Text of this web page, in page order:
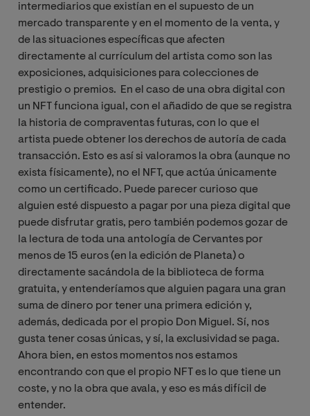
intermediarios que existían en el supuesto de un
mercado transparente y en el momento de la venta, y
de las situaciones específicas que afecten
directamente al currículum del artista como son las
exposiciones, adquisiciones para colecciones de
prestigio o premios. En el caso de una obra digital con
un NFT funciona igual, con el añadido de que se registra
la historia de compraventas futuras, con lo que el
artista puede obtener los derechos de autoría de cada
transacción. Esto es así si valoramos la obra (aunque no
exista físicamente), no el NFT, que actúa únicamente
como un certificado. Puede parecer curioso que
alguien esté dispuesto a pagar por una pieza digital que
puede disfrutar gratis, pero también podemos gozar de
la lectura de toda una antología de Cervantes por
menos de 15 euros (en la edición de Planeta) o
directamente sacándola de la biblioteca de forma
gratuita, y entenderíamos que alguien pagara una gran
suma de dinero por tener una primera edición y,
además, dedicada por el propio Don Miguel. Sí, nos
gusta tener cosas únicas, y sí, la exclusividad se paga.
Ahora bien, en estos momentos nos estamos
encontrando con que el propio NFT es lo que tiene un
coste, y no la obra que avala, y eso es más difícil de
entender.